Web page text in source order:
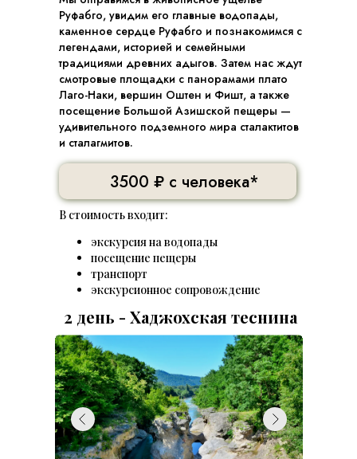
Руфабго, увидим его главные водопады,
каменное сердце Руфабго и познакомимся с
легендами, историей и семейными
традициями древних адыгов. Затем нас ждут
смотровые площадки с панорамами плато
Лаго-Наки, вершин Оштен и Фишт, а также
посещение Большой Азишской пещеры —
удивительного подземного мира сталактитов
и сталагмитов.
В стоимость входит:
экскурсия на водопады
посещение пещеры
транспорт
экскурсионное сопровождение
2 день - Хаджохская теснина
3500 ₽ с человека*